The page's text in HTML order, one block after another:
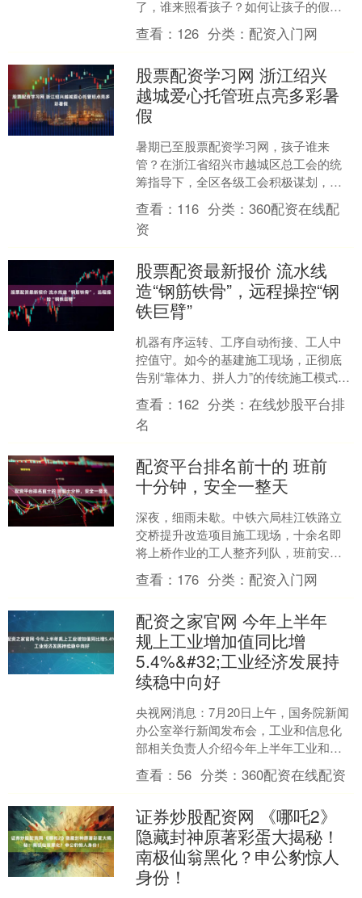
了，谁来照看孩子？如何让孩子的假期
过得有意义？这道“必答题”，考验着高校
服务保障体系的温度和智....
查看： 126 分类：配资入门网
股票配资学习网 浙江绍兴
越城爱心托管班点亮多彩暑
假
暑期已至股票配资学习网，孩子谁来
管？在浙江省绍兴市越城区总工会的统
筹指导下，全区各级工会积极谋划，联
动社区、学校、企业及社会组织，推
出“托”“管”“教”一体化的....
查看： 116 分类：360配资在线配
资
股票配资最新报价 流水线
造“钢筋铁骨”，远程操控“钢
铁巨臂”
机器有序运转、工序自动衔接、工人中
控值守。如今的基建施工现场，正彻底
告别“靠体力、拼人力”的传统施工模式。
近日，在中铁六局丰桥公司重点项目施
工现场股票配资最新报....
查看： 162 分类：在线炒股平台排
名
配资平台排名前十的 班前
十分钟，安全一整天
深夜，细雨未歇。中铁六局桂江铁路立
交桥提升改造项目施工现场，十余名即
将上桥作业的工人整齐列队，班前安全
讲话准时开始。自项目开工以来，这样
的班前讲话从未间断。 桂....
查看： 176 分类：配资入门网
配资之家官网 今年上半年
规上工业增加值同比增
5.4%&#32;工业经济发展持
续稳中向好
央视网消息：7月20日上午，国务院新闻
办公室举行新闻发布会，工业和信息化
部相关负责人介绍今年上半年工业和信
息化发展情况。数据显示，今年上半
年，规模以上工业增加值....
查看： 56 分类：360配资在线配资
证券炒股配资网 《哪吒2》
隐藏封神原著彩蛋大揭秘！
南极仙翁黑化？申公豹惊人
身份！